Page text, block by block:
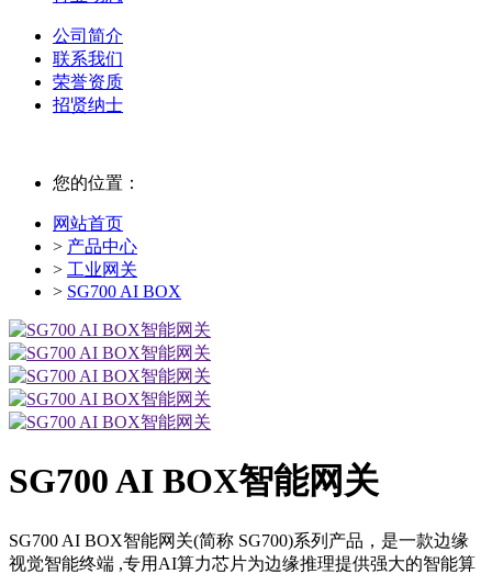
公司简介
联系我们
荣誉资质
招贤纳士
您的位置：
网站首页
> 产品中心
> 工业网关
> SG700 AI BOX
SG700 AI BOX智能网关
SG700 AI BOX智能网关(简称 SG700)系列产品，是一款边缘
视觉智能终端 ,专用AI算力芯片为边缘推理提供强大的智能算